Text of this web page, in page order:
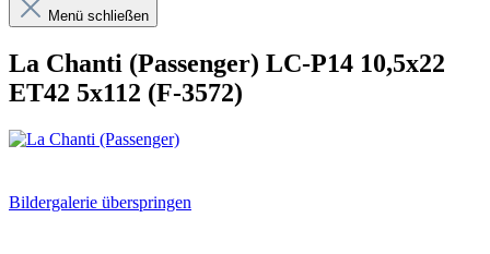
Menü schließen
La Chanti (Passenger) LC-P14 10,5x22
ET42 5x112 (F-3572)
Bildergalerie überspringen